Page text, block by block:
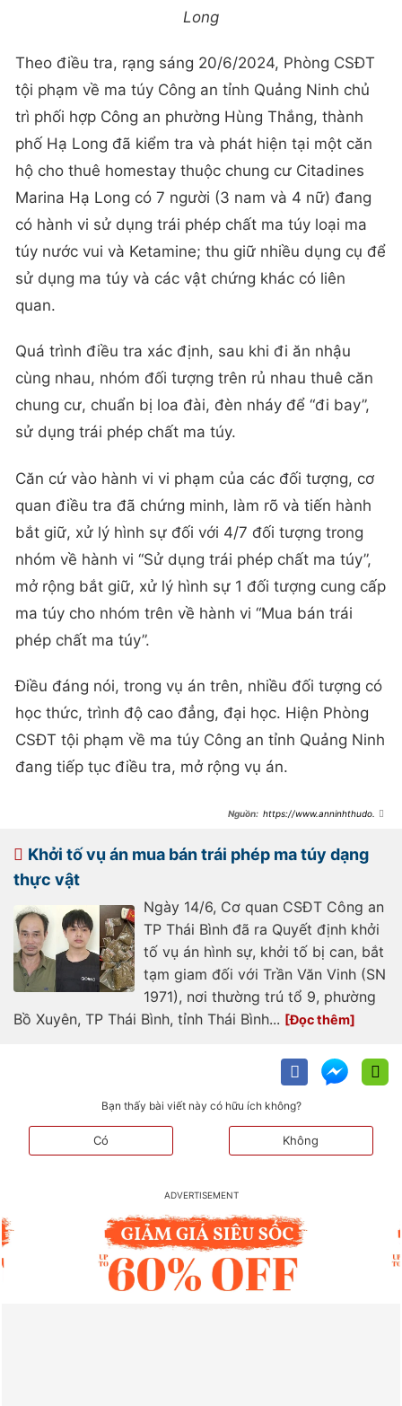
Long
Theo điều tra, rạng sáng 20/6/2024, Phòng CSĐT
tội phạm về ma túy Công an tỉnh Quảng Ninh chủ
trì phối hợp Công an phường Hùng Thắng, thành
phố Hạ Long đã kiểm tra và phát hiện tại một căn
hộ cho thuê homestay thuộc chung cư Citadines
Marina Hạ Long có 7 người (3 nam và 4 nữ) đang
có hành vi sử dụng trái phép chất ma túy loại ma
túy nước vui và Ketamine; thu giữ nhiều dụng cụ để
sử dụng ma túy và các vật chứng khác có liên
quan.
Quá trình điều tra xác định, sau khi đi ăn nhậu
cùng nhau, nhóm đối tượng trên rủ nhau thuê căn
chung cư, chuẩn bị loa đài, đèn nháy để “đi bay”,
sử dụng trái phép chất ma túy.
Căn cứ vào hành vi vi phạm của các đối tượng, cơ
quan điều tra đã chứng minh, làm rõ và tiến hành
bắt giữ, xử lý hình sự đối với 4/7 đối tượng trong
nhóm về hành vi “Sử dụng trái phép chất ma túy”,
mở rộng bắt giữ, xử lý hình sự 1 đối tượng cung cấp
ma túy cho nhóm trên về hành vi “Mua bán trái
phép chất ma túy”.
Điều đáng nói, trong vụ án trên, nhiều đối tượng có
học thức, trình độ cao đẳng, đại học. Hiện Phòng
CSĐT tội phạm về ma túy Công an tỉnh Quảng Ninh
đang tiếp tục điều tra, mở rộng vụ án.
https://www.anninhthudo.vn
post581261.antd
Khởi tố vụ án mua bán trái phép ma túy dạng
thực vật
Ngày 14/6, Cơ quan CSĐT Công an
TP Thái Bình đã ra Quyết định khởi
tố vụ án hình sự, khởi tố bị can, bắt
tạm giam đối với Trần Văn Vinh (SN
1971), nơi thường trú tổ 9, phường
Bồ Xuyên, TP Thái Bình, tỉnh Thái Bình...
Bạn thấy bài viết này có hữu ích không?
Có Không